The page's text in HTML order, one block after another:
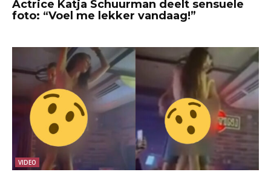
Actrice Katja Schuurman deelt sensuele
foto: “Voel me lekker vandaag!”
VIDEO